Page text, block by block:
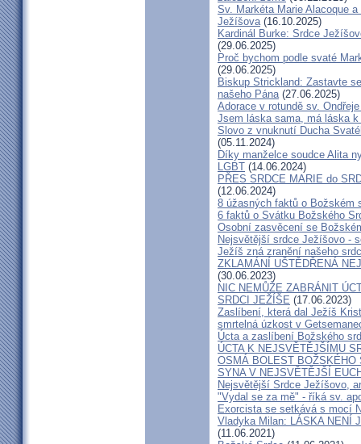
Sv. Markéta Marie Alacoque
Ježíšova(16.10.2025)
Kardinál Burke: Srdce
(29.06.2025)
Proč bychom podle svaté
(29.06.2025)
Biskup Strickland: Zastavte
našeho Pána(27.06.2025)
Adorace v rotundě sv.
Jsem láska sama, má láska
Slovo z vnuknutí Ducha
(05.11.2024)
Díky manželce soudce Alita
LGBT (14.06.2024)
PŘES SRDCE MARIE do
(12.06.2024)
8 úžasných faktů o Božském
6 faktů o Svátku Božského
Osobní zasvěcení se
Nejsvětější srdce Ježíšovo -
Ježíš zná zranění našeho
ZKLAMÁNÍ UŠTĚDŘENÁ
(30.06.2023)
NIC NEMŮŽE ZABRÁNIT
SRDCI JEŽÍŠE (17.06.2023)
Zaslíbení, která dal Ježíš
smrtelná úzkost v
Úcta a zaslíbení Božského
ÚCTA K NEJSVĚTĚJŠÍMU
OSMÁ BOLEST BOŽSKÉHO
SYNA V NEJSVĚTĚJŠÍ
Nejsvětější Srdce Ježíšovo,
"Vydal se za mě" - říká sv.
Exorcista se setkává s mocí
Vladyka Milan: LÁSKA NENÍ
(11.06.2021)